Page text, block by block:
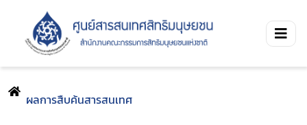
ผลการสืบค้นสารสนเทศ